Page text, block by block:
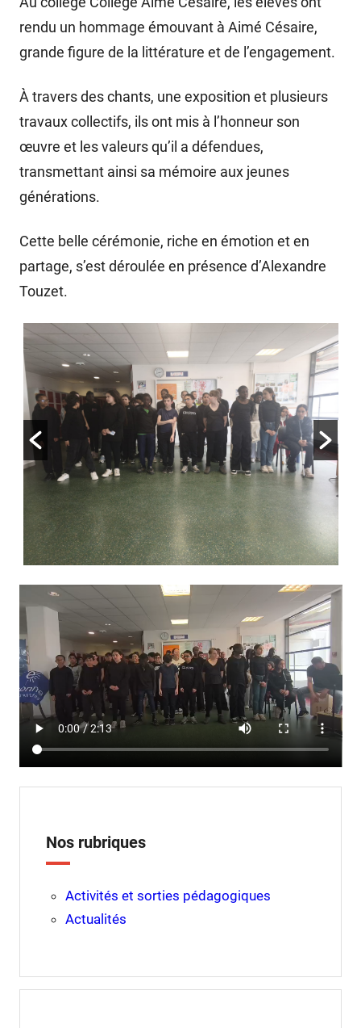
rendu un hommage émouvant à Aimé Césaire,
grande figure de la littérature et de l’engagement.
À travers des chants, une exposition et plusieurs
travaux collectifs, ils ont mis à l’honneur son
œuvre et les valeurs qu’il a défendues,
transmettant ainsi sa mémoire aux jeunes
générations.
Cette belle cérémonie, riche en émotion et en
partage, s’est déroulée en présence d’Alexandre
Touzet.
Nos rubriques
Activités et sorties pédagogiques
Actualités